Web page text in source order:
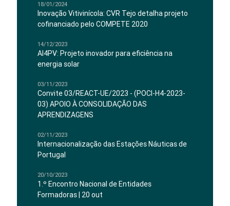
18/01/2024
Inovação Vitivinícola: CVR Tejo detalha projeto
cofinanciado pelo COMPETE 2020
14/12/2023
AI4PV: Projeto inovador para eficiência na
energia solar
03/11/2023
Convite 03/REACT-UE/2023 - (POCI-H4-2023-
03) APOIO À CONSOLIDAÇÃO DAS
APRENDIZAGENS
02/11/2023
Internacionalização das Estações Náuticas de
Portugal
20/10/2023
1.º Encontro Nacional de Entidades
Formadoras | 20 out